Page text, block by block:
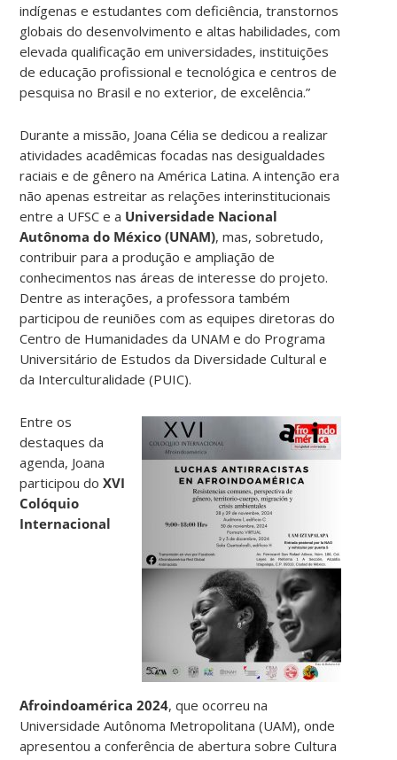
indígenas e estudantes com deficiência, transtornos
globais do desenvolvimento e altas habilidades, com
elevada qualificação em universidades, instituições
de educação profissional e tecnológica e centros de
pesquisa no Brasil e no exterior, de excelência.”
Durante a missão, Joana Célia se dedicou a realizar
atividades acadêmicas focadas nas desigualdades
raciais e de gênero na América Latina. A intenção era
não apenas estreitar as relações interinstitucionais
entre a UFSC e a Universidade Nacional
Autônoma do México (UNAM), mas, sobretudo,
contribuir para a produção e ampliação de
conhecimentos nas áreas de interesse do projeto.
Dentre as interações, a professora também
participou de reuniões com as equipes diretoras do
Centro de Humanidades da UNAM e do Programa
Universitário de Estudos da Diversidade Cultural e
da Interculturalidade (PUIC).
Entre os
destaques da
agenda, Joana
participou doXVI
Colóquio
Internacional
Afroindoamérica 2024, que ocorreu na
Universidade Autônoma Metropolitana (UAM), onde
apresentou a conferência de abertura sobre Cultura